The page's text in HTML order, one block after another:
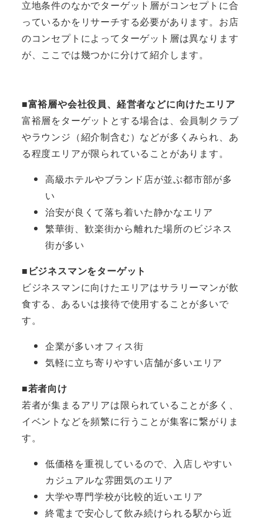
立地条件のなかでターゲット層がコンセプトに合
っているかをリサーチする必要があります。お店
のコンセプトによってターゲット層は異なります
が、ここでは幾つかに分けて紹介します。
■富裕層や会社役員、経営者などに向けたエリア
富裕層をターゲットとする場合は、会員制クラブ
やラウンジ（紹介制含む）などが多くみられ、あ
る程度エリアが限られていることがあります。
高級ホテルやブランド店が並ぶ都市部が多
い
治安が良くて落ち着いた静かなエリア
繁華街、歓楽街から離れた場所のビジネス
街が多い
■ビジネスマンをターゲット
ビジネスマンに向けたエリアはサラリーマンが飲
食する、あるいは接待で使用することが多いで
す。
企業が多いオフィス街
気軽に立ち寄りやすい店舗が多いエリア
■若者向け
若者が集まるアリアは限られていることが多く、
イベントなどを頻繁に行うことが集客に繋がりま
す。
低価格を重視しているので、入店しやすい
カジュアルな雰囲気のエリア
大学や専門学校が比較的近いエリア
終電まで安心して飲み続けられる駅から近